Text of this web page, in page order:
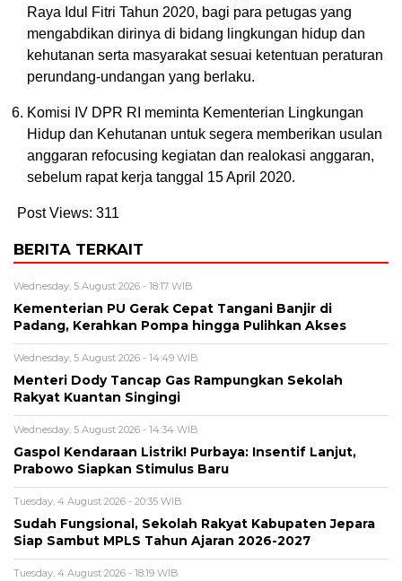
Raya Idul Fitri Tahun 2020, bagi para petugas yang
mengabdikan dirinya di bidang lingkungan hidup dan
kehutanan serta masyarakat sesuai ketentuan peraturan
perundang-undangan yang berlaku.
Komisi IV DPR RI meminta Kementerian Lingkungan
Hidup dan Kehutanan untuk segera memberikan usulan
anggaran refocusing kegiatan dan realokasi anggaran,
sebelum rapat kerja tanggal 15 April 2020.
Post Views: 311
BERITA TERKAIT
Wednesday, 5 August 2026 - 18:17 WIB
Kementerian PU Gerak Cepat Tangani Banjir di
Padang, Kerahkan Pompa hingga Pulihkan Akses
Wednesday, 5 August 2026 - 14:49 WIB
Menteri Dody Tancap Gas Rampungkan Sekolah
Rakyat Kuantan Singingi
Wednesday, 5 August 2026 - 14:34 WIB
Gaspol Kendaraan Listrik! Purbaya: Insentif Lanjut,
Prabowo Siapkan Stimulus Baru
Tuesday, 4 August 2026 - 20:35 WIB
Sudah Fungsional, Sekolah Rakyat Kabupaten Jepara
Siap Sambut MPLS Tahun Ajaran 2026-2027
Tuesday, 4 August 2026 - 18:19 WIB